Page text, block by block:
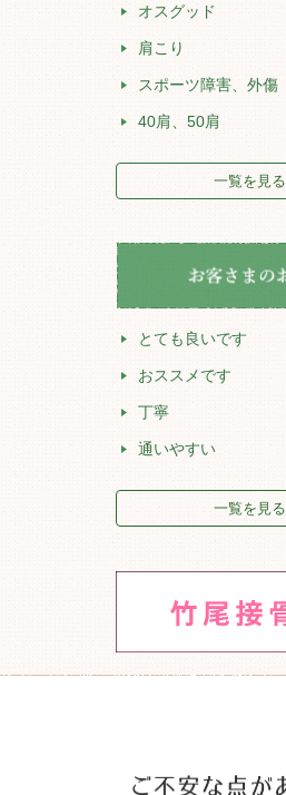
オスグッド
肩こり
スポーツ障害、外傷
40肩、50肩
一覧を見る
とても良いです
おススメです
丁寧
通いやすい
一覧を見る